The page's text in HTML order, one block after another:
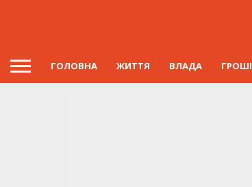
ГОЛОВНА ЖИТТЯ ВЛАДА ГРОШІ